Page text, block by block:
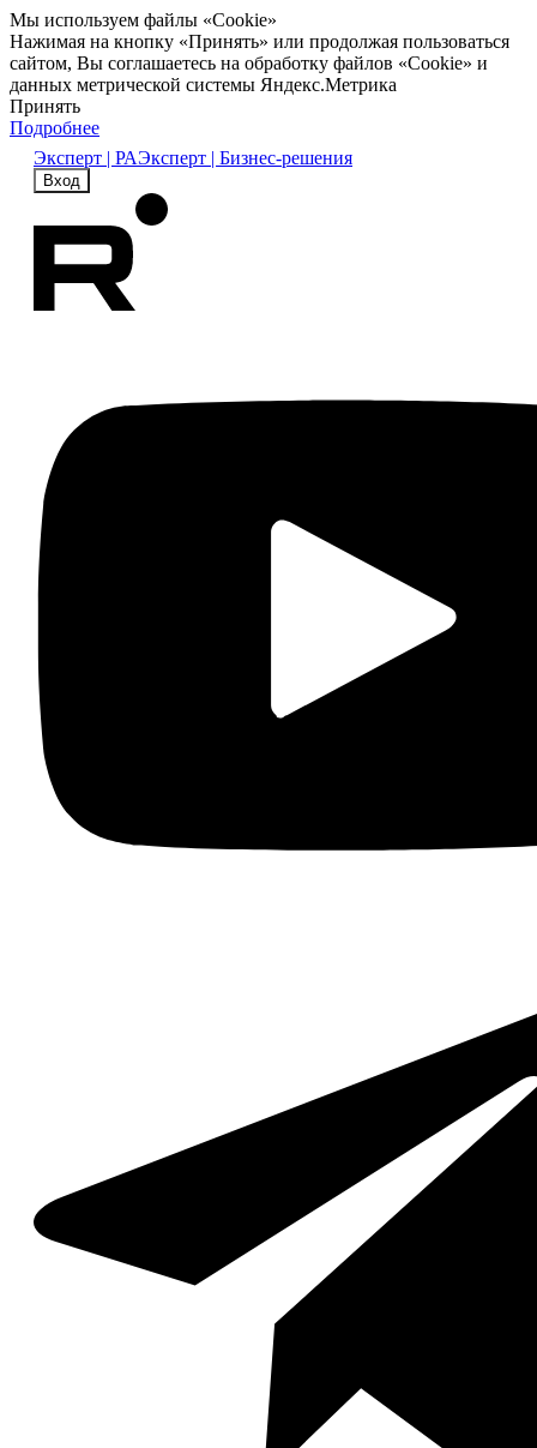
Мы используем файлы «Cookie»
Нажимая на кнопку «Принять» или продолжая пользоваться
сайтом, Вы соглашаетесь на обработку файлов «Cookie» и
данных метрической системы Яндекс.Метрика
Принять
Подробнее
Эксперт | РАЭксперт | Бизнес-решения
Вход